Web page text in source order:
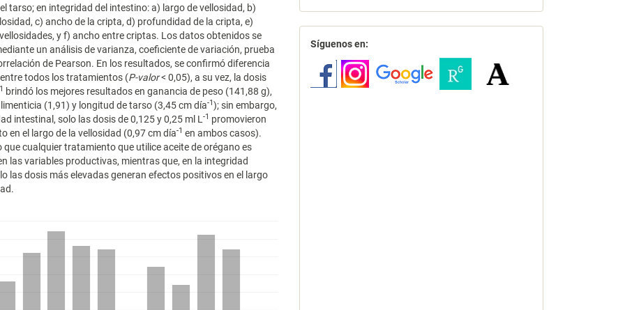
tarso; en integridad del intestino: a) largo de vellosidad, b)
c) ancho de la cripta, d) profundidad de la cripta, e)
y f) ancho entre criptas. Los datos obtenidos se
un análisis de varianza, coeficiente de variación, prueba
de Pearson. En los resultados, se confirmó diferencia
todos los tratamientos (P-valor< 0,05), a su vez, la dosis
brindó los mejores resultados en ganancia de peso (141,88 g),
(1,91) y longitud de tarso (3,45 cm día-1); sin embargo,
intestinal, solo las dosis de 0,125 y 0,25 ml L-1 promovieron
en el largo de la vellosidad (0,97 cm día-1 en ambos casos).
que cualquier tratamiento que utilice aceite de orégano es
las variables productivas, mientras que, en la integridad
las dosis más elevadas generan efectos positivos en el largo
redes
Síguenos en: